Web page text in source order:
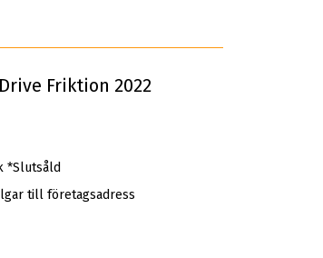
Friktion 2022
*Slutsåld
till företagsadress